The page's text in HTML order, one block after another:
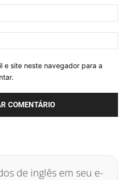
e site neste navegador para a
de inglês em seu e-